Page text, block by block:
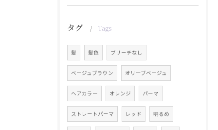
タグ Tags
髪 髪色 ブリーチなし
ベージュブラウン オリーブベージュ
ヘアカラー オレンジ パーマ
ストレートパーマ レッド 明るめ